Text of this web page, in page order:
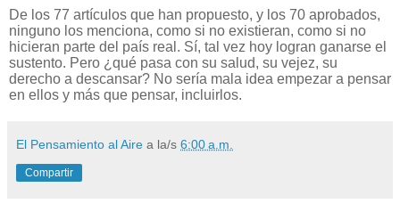
De los 77 artículos que han propuesto, y los 70 aprobados,
ninguno los menciona, como si no existieran, como si no
hicieran parte del país real. Sí, tal vez hoy logran ganarse el
sustento. Pero ¿qué pasa con su salud, su vejez, su
derecho a descansar? No sería mala idea empezar a pensar
en ellos y más que pensar, incluirlos.
El Pensamiento al Aire a la/s 6:00 a.m.
Compartir